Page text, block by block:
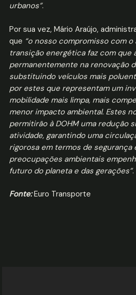
urbanos”.
Por sua vez, Mário Araújo,
que “o nosso compromisso com
transição energética faz com que
permanentemente na renovação
substituindo veículos mais
por estes que representam um
mobilidade mais limpa, mais
menor impacto ambiental. Estes
permitirão à DOHM uma redução
atividade, garantindo uma
rigorosa em termos de segurança
preocupações ambientais
futuro do planeta e das gerações”.
Fonte:Euro Transporte